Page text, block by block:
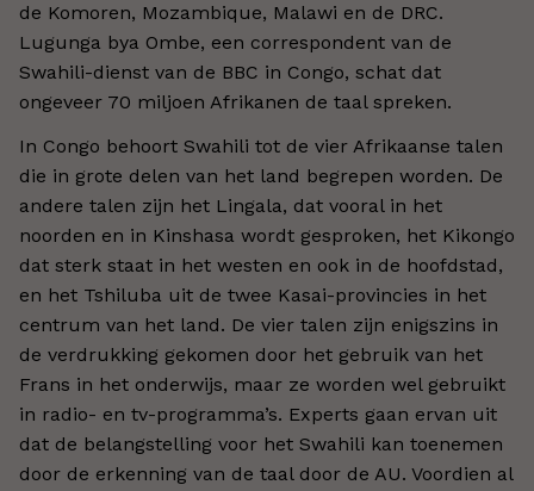
de Komoren, Mozambique, Malawi en de DRC.
Lugunga bya Ombe, een correspondent van de
Swahili-dienst van de BBC in Congo, schat dat
ongeveer 70 miljoen Afrikanen de taal spreken.
In Congo behoort Swahili tot de vier Afrikaanse talen
die in grote delen van het land begrepen worden. De
andere talen zijn het Lingala, dat vooral in het
noorden en in Kinshasa wordt gesproken, het Kikongo
dat sterk staat in het westen en ook in de hoofdstad,
en het Tshiluba uit de twee Kasai-provincies in het
centrum van het land. De vier talen zijn enigszins in
de verdrukking gekomen door het gebruik van het
Frans in het onderwijs, maar ze worden wel gebruikt
in radio- en tv-programma’s. Experts gaan ervan uit
dat de belangstelling voor het Swahili kan toenemen
door de erkenning van de taal door de AU. Voordien al